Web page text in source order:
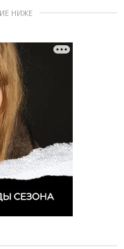
НИЖЕ